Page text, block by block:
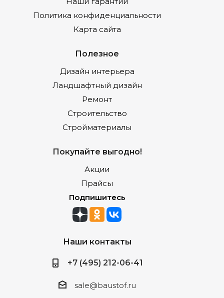
Политика конфиденциальности
Карта сайта
Полезное
Дизайн интерьера
Ландшафтный дизайн
Ремонт
Строительство
Стройматериалы
Покупайте выгодно!
Акции
Прайсы
Подпишитесь
Наши контакты
+7 (495) 212-06-41
sale@baustof.ru